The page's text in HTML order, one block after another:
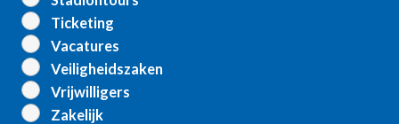
Ticketing
Vacatures
Veiligheidszaken
Vrijwilligers
Zakelijk